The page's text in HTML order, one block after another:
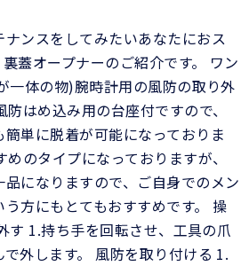
ンスをしてみたいあなたにおス
蓋オープナーのご紹介です。 ワン
一体の物)腕時計用の風防の取り外
はめ込み用の台座付ですので、
単に脱着が可能になっておりま
のタイプになっておりますが、
になりますので、ご自身でのメン
方にもとてもおすすめです。 操
す 1.持ち手を回転させ、工具の爪
外します。 風防を取り付ける 1.